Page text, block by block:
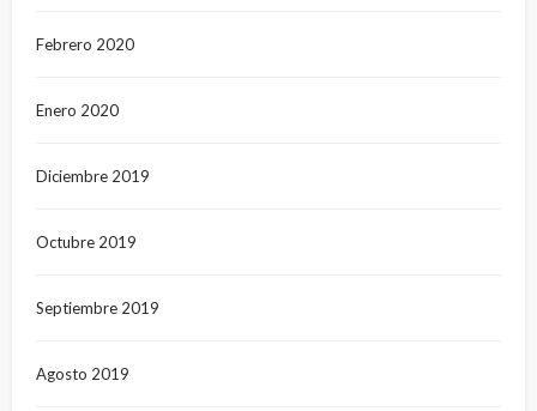
Febrero 2020
Enero 2020
Diciembre 2019
Octubre 2019
Septiembre 2019
Agosto 2019